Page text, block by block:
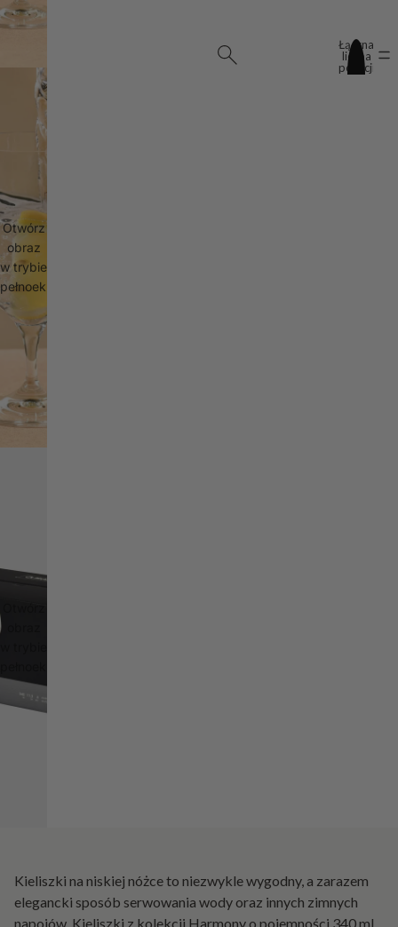
Łączna
liczba
pozycji
w
Otwórz
obraz
w trybie
pełnoekranowym
Kieliszki na niskiej nóżce to niezwykle wygodny, a zarazem
elegancki sposób serwowania wody oraz innych zimnych
napojów. Kieliszki z kolekcji Harmony o pojemności 340 ml